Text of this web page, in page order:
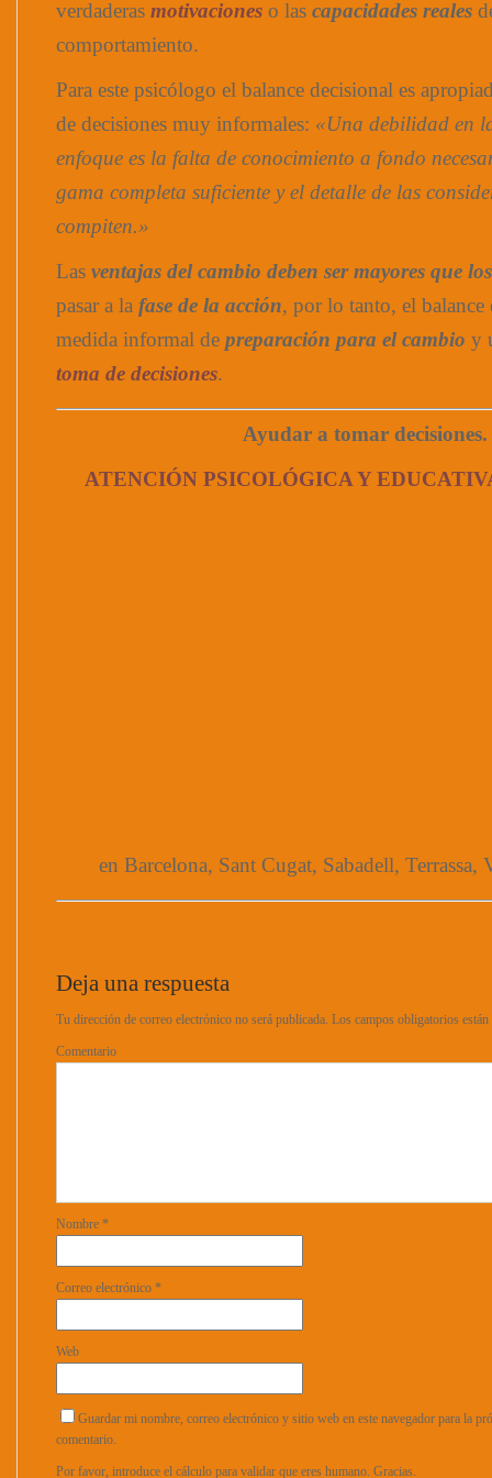
verdaderas motivaciones o las capacidades reales
comportamiento.
Para este psicólogo el balance decisional es
de decisiones muy informales: «Una debilidad en
enfoque es la falta de conocimiento a fondo
gama completa suficiente y el detalle de las
compiten.»
Las ventajas del cambio deben ser mayores que
pasar a la fase de la acción, por lo tanto, el balance
medida informal de preparación para el cambio y
toma de decisiones.
Ayudar a tomar decisiones.
ATENCIÓN PSICOLÓGICA Y
en Barcelona, Sant Cugat, Sabadell, Terrassa,
Deja una respuesta
Tu dirección de correo electrónico no será publicada. Los campos obligatorios
Comentario
Nombre *
Correo electrónico *
Web
Guardar mi nombre, correo electrónico y sitio web en este navegador para la
comentario.
Por favor, introduce el cálculo para validar que eres humano. Gracias.